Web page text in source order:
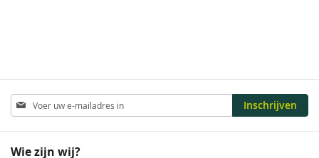
Abonneer
u
op
Inschrijven
Wie zijn wij?